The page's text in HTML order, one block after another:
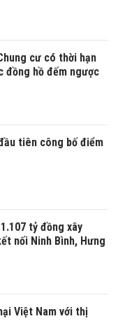
cư có thời hạn
đồng hồ đếm ngược
tiên công bố điểm
tỷ đồng xây
nối Ninh Bình, Hưng
Việt Nam với thị